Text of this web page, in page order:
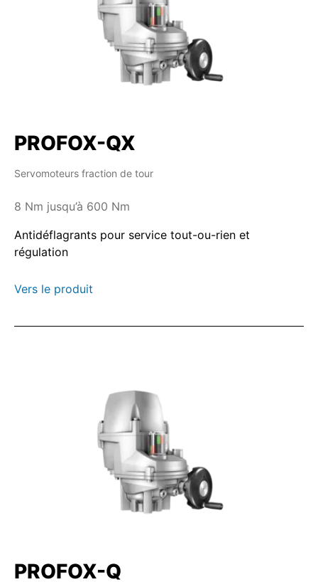
PROFOX-QX
Servomoteurs fraction de tour
8 Nm jusqu’à 600 Nm
Antidéflagrants pour service tout-ou-rien et
régulation
Vers le produit
PROFOX-Q